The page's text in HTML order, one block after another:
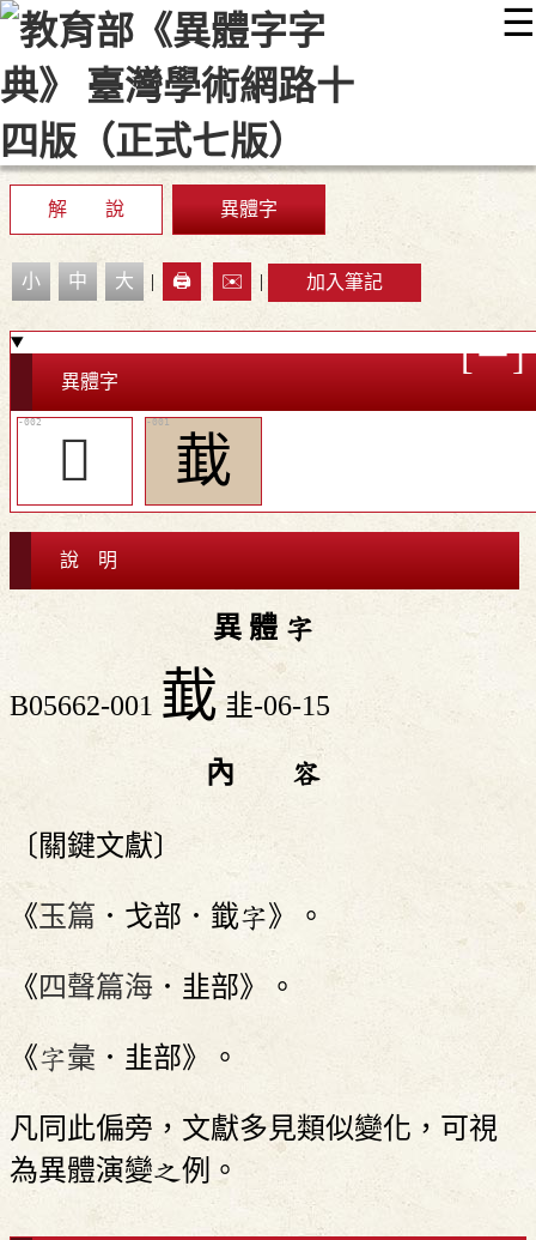
☰
::: 最新消息 常見問題 編輯說明
顯示模式
網站導覽
解 說 異體字
小 中 大 | 🖨️ ✉️ | 加入筆記
異體字
𧃖 韯
說 明
異 體 字
B05662-001 韯韭-06-15
內 容
〔關鍵文獻〕
《玉篇 ．戈部．韱字》。
《四聲篇海 ．韭部》。
《字彙 ．韭部》。
凡同此偏旁，文獻多見類似變化，可視
為異體演變之例。